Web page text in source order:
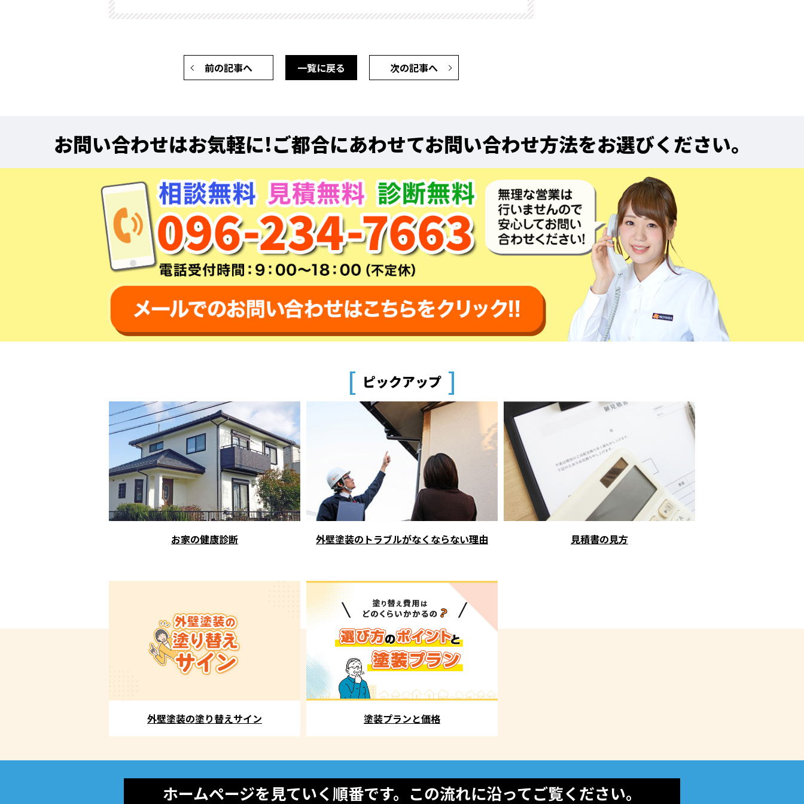
前の記事へ 次の記事へ
一覧に戻る
お問い合わせはお気軽に!ご都合にあわせてお問い合わせ方法をお選びください。
[ ピックアップ ]
お家の健康診断 外壁塗装のトラブルがなくならない理由 見積書の見方
外壁塗装の塗り替えサイン 塗装プランと価格
ホームページを見ていく順番です。この流れに沿ってご覧ください。